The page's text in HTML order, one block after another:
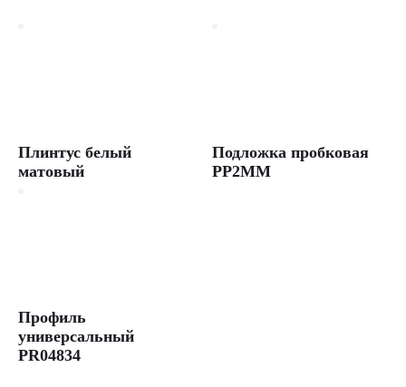
Плинтус белый
матовый
Подложка пробковая
PP2MM
Профиль
универсальный
PR04834